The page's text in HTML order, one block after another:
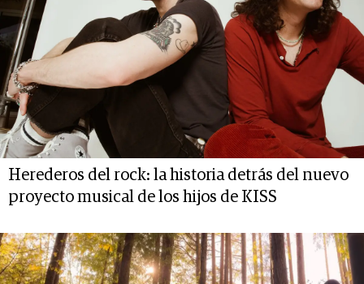
Herederos del rock: la historia detrás del nuevo
proyecto musical de los hijos de KISS